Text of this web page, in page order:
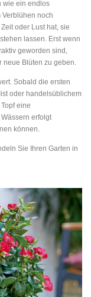
wie ein endlos
noch
oder Lust hat, sie
lassen. Erst wenn
geworden sind,
Blüten zu geben.
Sobald die ersten
oder handelsüblichem
eine
erfolgt
können.
Sie Ihren Garten in